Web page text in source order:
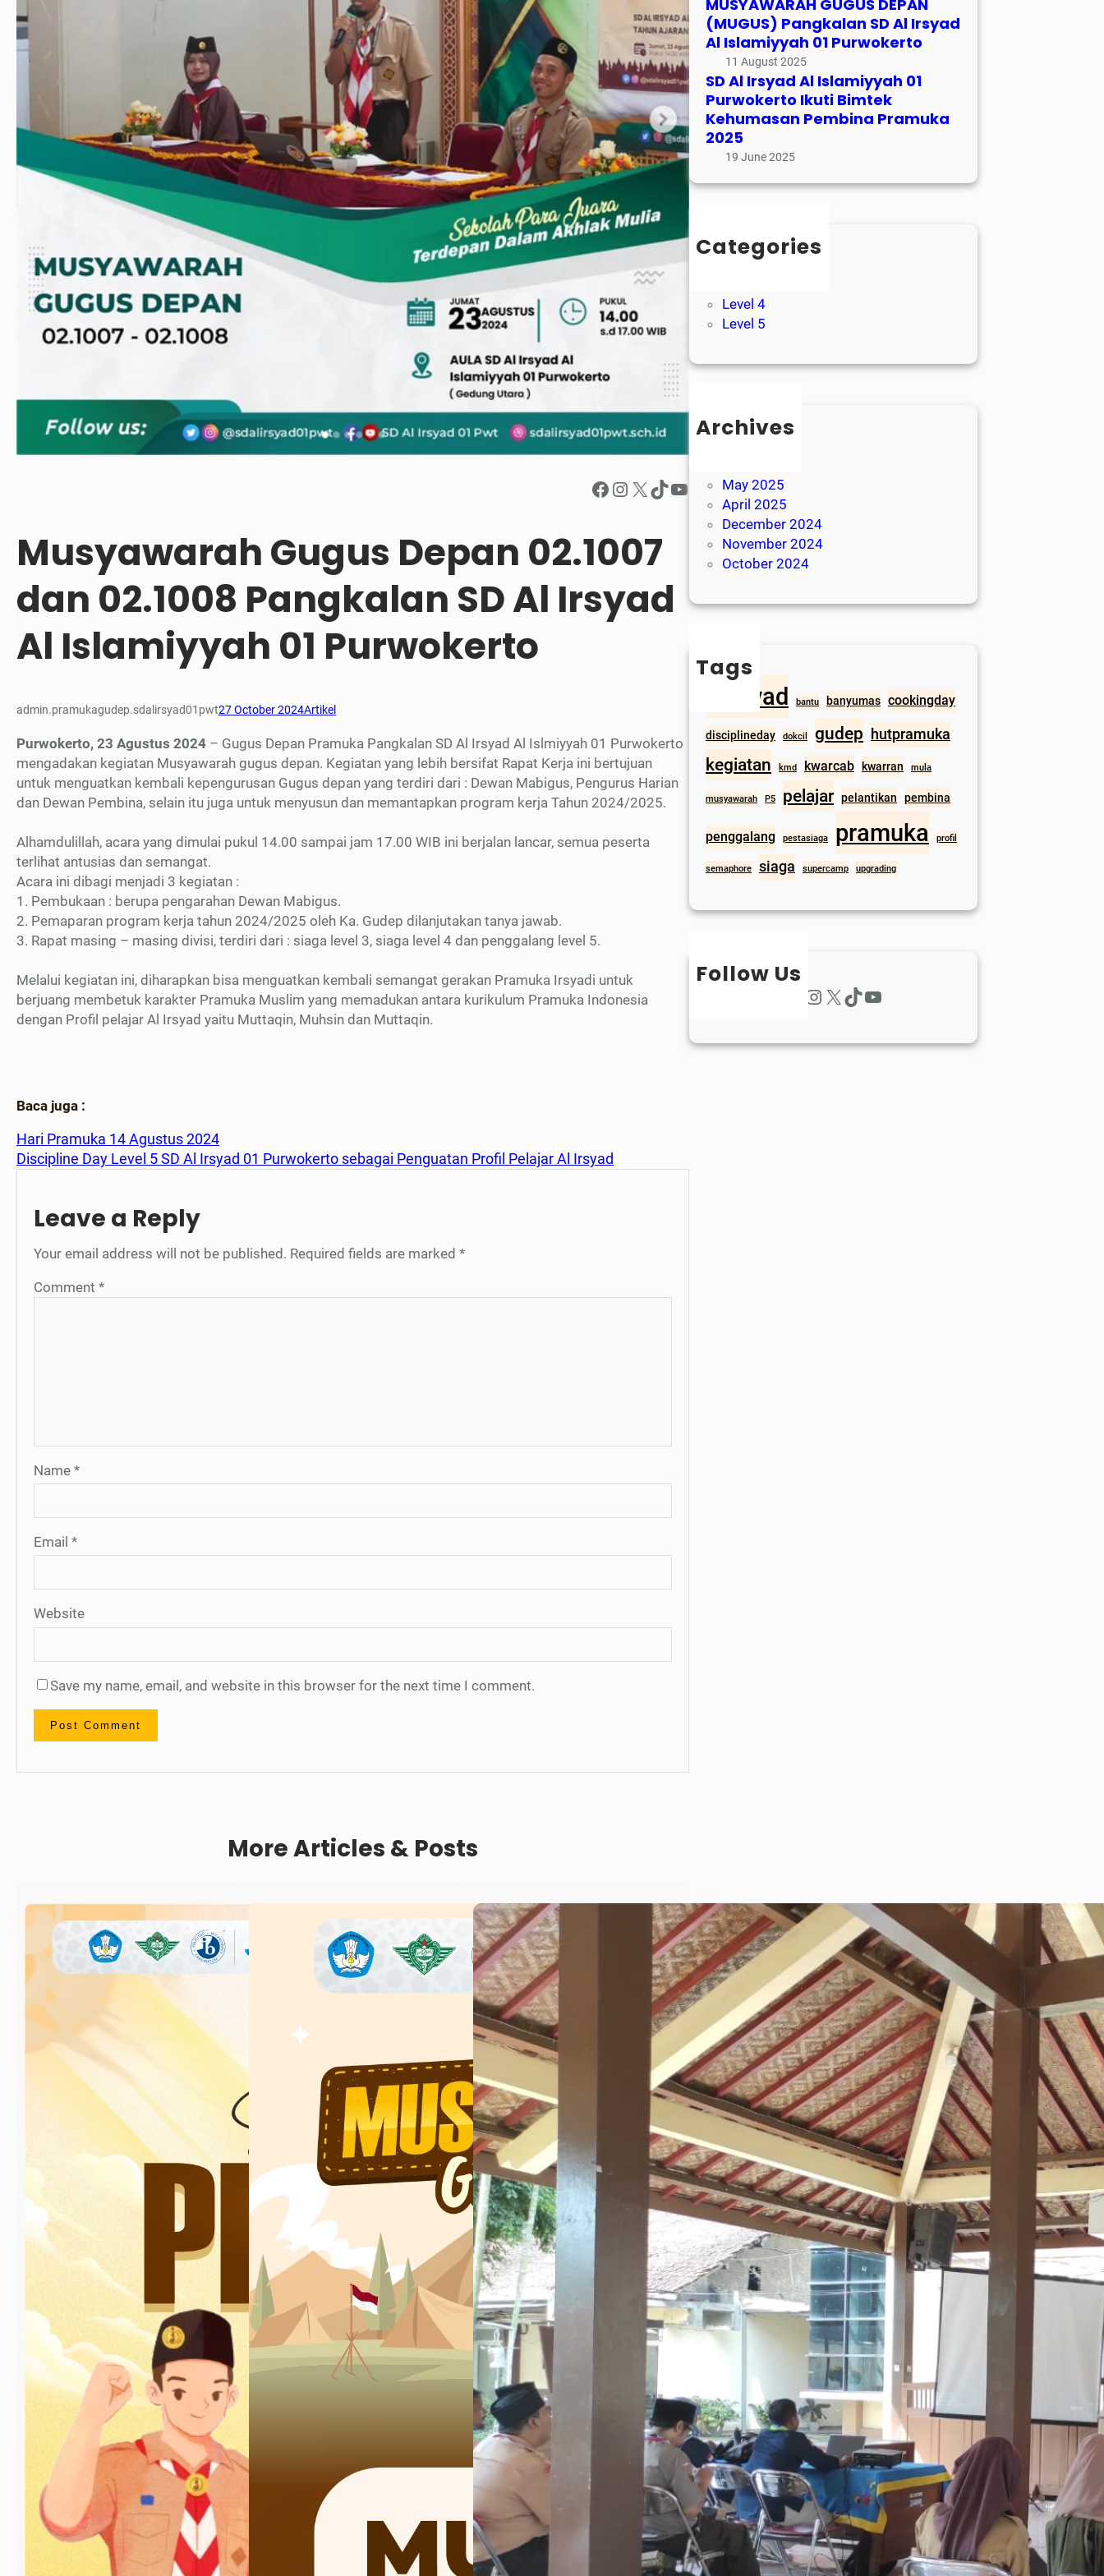
Facebook Instagram X TikTok YouTube
Musyawarah Gugus Depan 02.1007
dan 02.1008 Pangkalan SD Al Irsyad
Al Islamiyyah 01 Purwokerto
admin.pramukagudep.sdalirsyad01pwt27 October 2024Artikel
Purwokerto, 23 Agustus 2024 – Gugus Depan Pramuka Pangkalan SD Al Irsyad Al Islmiyyah 01 Purwokerto
mengadakan kegiatan Musyawarah gugus depan. Kegiatan yang lebih bersifat Rapat Kerja ini bertujuan
untuk menguatkan kembali kepengurusan Gugus depan yang terdiri dari : Dewan Mabigus, Pengurus Harian
dan Dewan Pembina, selain itu juga untuk menyusun dan memantapkan program kerja Tahun 2024/2025.
Alhamdulillah, acara yang dimulai pukul 14.00 sampai jam 17.00 WIB ini berjalan lancar, semua peserta
terlihat antusias dan semangat.
Acara ini dibagi menjadi 3 kegiatan :
1. Pembukaan : berupa pengarahan Dewan Mabigus.
2. Pemaparan program kerja tahun 2024/2025 oleh Ka. Gudep dilanjutakan tanya jawab.
3. Rapat masing – masing divisi, terdiri dari : siaga level 3, siaga level 4 dan penggalang level 5.
Melalui kegiatan ini, diharapkan bisa menguatkan kembali semangat gerakan Pramuka Irsyadi untuk
berjuang membetuk karakter Pramuka Muslim yang memadukan antara kurikulum Pramuka Indonesia
dengan Profil pelajar Al Irsyad yaitu Muttaqin, Muhsin dan Muttaqin.
Baca juga :
Hari Pramuka 14 Agustus 2024
Discipline Day Level 5 SD Al Irsyad 01 Purwokerto sebagai Penguatan Profil Pelajar Al Irsyad
Leave a Reply
Your email address will not be published. Required fields are marked *
Comment *
Name *
Email *
Website
Save my name, email, and website in this browser for the next time I comment.
More Articles & Posts
MUSYAWARAH GUGUS DEPAN
(MUGUS) Pangkalan SD Al Irsyad
Al Islamiyyah 01 Purwokerto
11 August 2025
SD Al Irsyad Al Islamiyyah 01
Purwokerto Ikuti Bimtek
Kehumasan Pembina Pramuka
2025
19 June 2025
Categories
Artikel
Level 4
Level 5
Archives
May 2025
April 2025
December 2024
November 2024
October 2024
Tags
alirsyad bantu banyumas cookingday
disciplineday dokcil gudep hutpramuka
kegiatan kmd kwarcab kwarran mula
musyawarah P5 pelajar pelantikan pembina
penggalang pestasiaga pramuka profil
semaphore siaga supercamp upgrading
Follow Us
Instagram X TikTok YouTube